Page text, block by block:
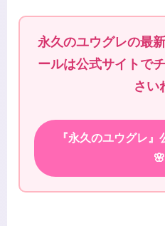
永久のユウグレの最
ールは公式サイトで
さい
『永久のユウグレ
🌸